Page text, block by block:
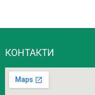
КОНТАКТИ